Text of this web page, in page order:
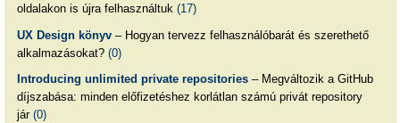
oldalakon is újra felhasználtuk (17)
UX Design könyv– Hogyan tervezz felhasználóbarát és szerethető
alkalmazásokat? (0)
Introducing unlimited private repositories– Megváltozik a GitHub
díjszabása: minden előfizetéshez korlátlan számú privát repository
jár (0)